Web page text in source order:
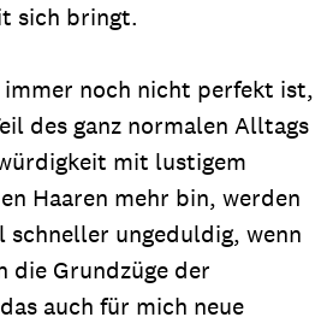
sich bringt.
immer noch nicht perfekt ist,
des ganz normalen Alltags
mit lustigem
Haaren mehr bin, werden
schneller ungeduldig, wenn
die Grundzüge der
auch für mich neue